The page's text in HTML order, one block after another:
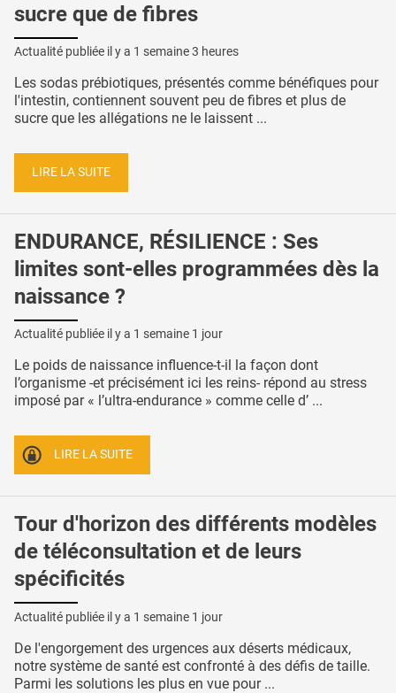
sucre que de fibres
Actualité publiée il y a 1 semaine 3 heures
Les sodas prébiotiques, présentés comme bénéfiques pour
l'intestin, contiennent souvent peu de fibres et plus de
sucre que les allégations ne le laissent ...
LIRE LA SUITE
ENDURANCE, RÉSILIENCE : Ses
limites sont-elles programmées dès la
naissance ?
Actualité publiée il y a 1 semaine 1 jour
Le poids de naissance influence-t-il la façon dont
l’organisme -et précisément ici les reins- répond au stress
imposé par « l’ultra-endurance » comme celle d’ ...
LIRE LA SUITE
Tour d'horizon des différents modèles
de téléconsultation et de leurs
spécificités
Actualité publiée il y a 1 semaine 1 jour
De l'engorgement des urgences aux déserts médicaux,
notre système de santé est confronté à des défis de taille.
Parmi les solutions les plus en vue pour ...